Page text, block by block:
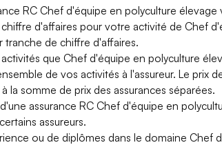
RC Chef d'équipe en polyculture élevage
d'affaires pour votre activité de Chef
tranche de chiffre d'affaires.
que Chef d'équipe en polyculture
de vos activités à l'assureur. Le prix
la somme de prix des assurances séparées.
assurance RC Chef d'équipe en
assureurs.
ou de diplômes dans le domaine Chef